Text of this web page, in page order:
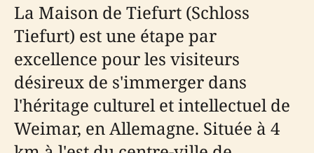
La Maison de Tiefurt (Schloss
Tiefurt) est une étape par
excellence pour les visiteurs
désireux de s'immerger dans
l'héritage culturel et intellectuel de
Weimar, en Allemagne. Située à 4